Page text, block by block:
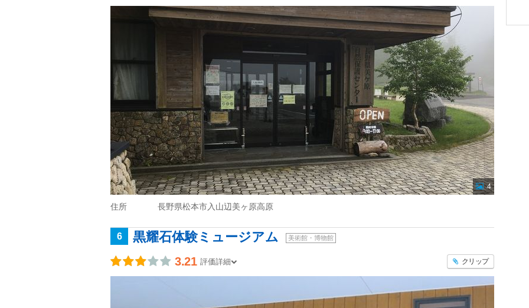
4
住所 長野県松本市入山辺美ヶ原高原
6 黒耀石体験ミュージアム 美術館・博物館
3.21 評価詳細 クリップ